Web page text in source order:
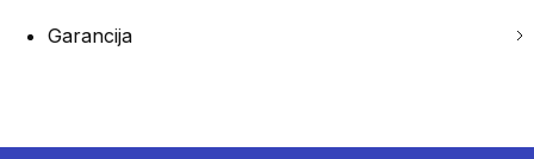
Garancija